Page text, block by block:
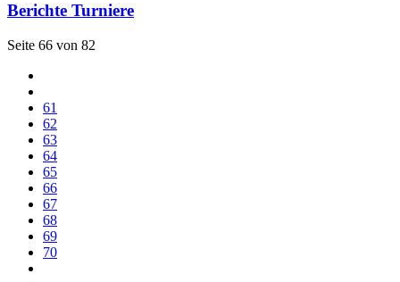
Berichte Turniere
Seite 66 von 82
61
62
63
64
65
66
67
68
69
70